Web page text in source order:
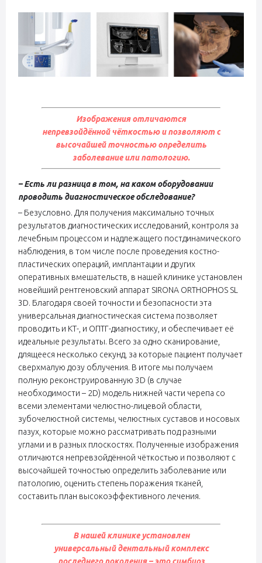
Изображения отличаются
непревзойдённой чёткостью и позволяют с
высочайшей точностью определить
заболевание или патологию.
– Есть ли разница в том, на каком оборудовании
проводить диагностическое обследование?
– Безусловно. Для получения максимально точных
результатов диагностических исследований, контроля за
лечебным процессом и надлежащего постдинамического
наблюдения, в том числе после проведения костно-
пластических операций, имплантации и других
оперативных вмешательств, в нашей клинике установлен
новейший рентгеновский аппарат SIRONA ORTHOPHOS SL
3D. Благодаря своей точности и безопасности эта
универсальная диагностическая система позволяет
проводить и КТ-, и ОПТГ-диагностику, и обеспечивает её
идеальные результаты. Всего за одно сканирование,
длящееся несколько секунд, за которые пациент получает
сверхмалую дозу облучения. В итоге мы получаем
полную реконструированную 3D (в случае
необходимости – 2D) модель нижней части черепа со
всеми элементами челюстно-лицевой области,
зубочелюстной системы, челюстных суставов и носовых
пазух, которые можно рассматривать под разными
углами и в разных плоскостях. Полученные изображения
отличаются непревзойдённой чёткостью и позволяют с
высочайшей точностью определить заболевание или
патологию, оценить степень поражения тканей,
составить план высокоэффективного лечения.
В нашей клинике установлен
универсальный дентальный комплекс
последнего поколения – это симбиоз